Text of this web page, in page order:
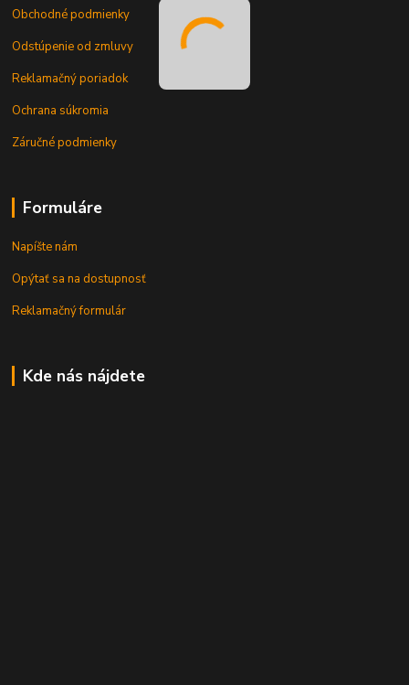
Obchodné podmienky
Odstúpenie od zmluvy
Reklamačný poriadok
Ochrana súkromia
Záručné podmienky
Formuláre
Napíšte nám
Opýtať sa na dostupnosť
Reklamačný formulár
Kde nás nájdete